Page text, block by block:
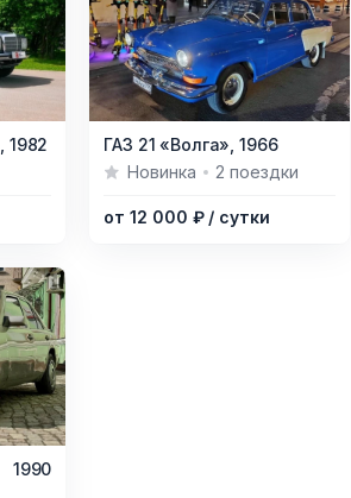
1982
Item
ГАЗ 21 «Волга», 1966
Новинка
2 поездки
от 12 000 ₽ / сутки
1990